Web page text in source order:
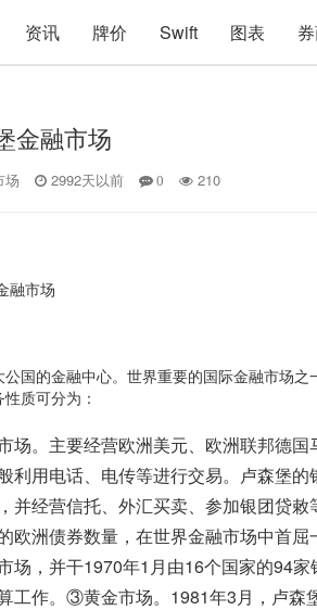
资讯 牌价 Swift 图表
金融市场
2992天以前 0 210
融市场
公国的金融中心。世界重要的国际金融市场之
质可分为：
场。主要经营欧洲美元、欧洲联邦德
利用电话、电传等进行交易。卢森堡
并经营信托、外汇买卖、参加银团贷
欧洲债券数量，在世界金融市场中首
场，并干1970年1月由16个国家的94
工作。③黄金市场。1981年3月，卢森